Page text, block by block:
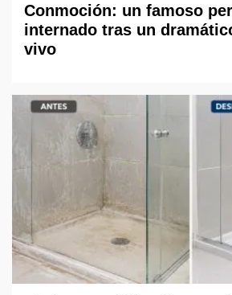
Conmoción: un famoso
internado tras un
vivo